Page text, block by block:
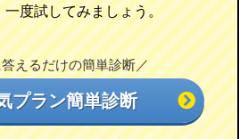
度試してみましょう。
えるだけの簡単診断／
プラン簡単診断